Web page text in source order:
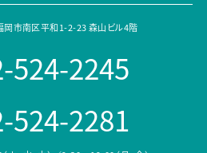
岡市南区平和1-2-23 森山ビル4階
524-2245
524-2281